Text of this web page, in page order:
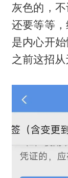
灰色的，
还要等等
是内心开
之前这招从